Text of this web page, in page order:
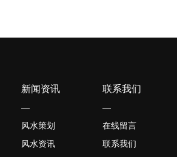
新闻资讯
—
风水策划
风水资讯
联系我们
—
在线留言
联系我们